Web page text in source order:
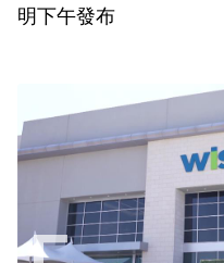
明下午發布